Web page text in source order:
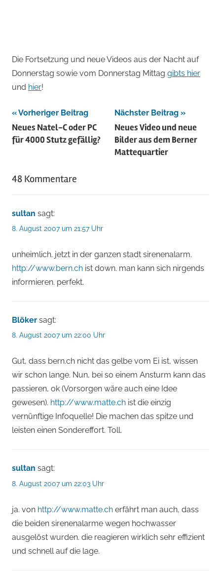
Die Fortsetzung und neue Videos aus der Nacht auf
Donnerstag sowie vom Donnerstag Mittag gibts hier
und hier!
Beitragsnavigation
Vorheriger Beitrag
Neues Natel-C oder PC
für 4000 Stutz gefällig?
Nächster Beitrag
Neues Video und neue
Bilder aus dem Berner
Mattequartier
48 Kommentare
sultan sagt:
8. August 2007 um 21:57 Uhr
unheimlich. jetzt in der ganzen stadt sirenenalarm.
http://www.bern.ch ist down. man kann sich nirgends
informieren. perfekt.
Blöker sagt:
8. August 2007 um 22:00 Uhr
Gut, dass bern.ch nicht das gelbe vom Ei ist, wissen
wir schon lange. Nun, bei so einem Ansturm kann das
passieren, ok (Vorsorgen wäre auch eine Idee
gewesen). http://www.matte.ch ist die einzig
vernünftige Infoquelle! Die machen das spitze und
leisten einen Sondereffort. Toll.
sultan sagt:
8. August 2007 um 22:03 Uhr
ja. von http://www.matte.ch erfährt man auch, dass
die beiden sirenenalarme wegen hochwasser
ausgelöst wurden. die reagieren wirklich sehr effizient
und schnell auf die lage.